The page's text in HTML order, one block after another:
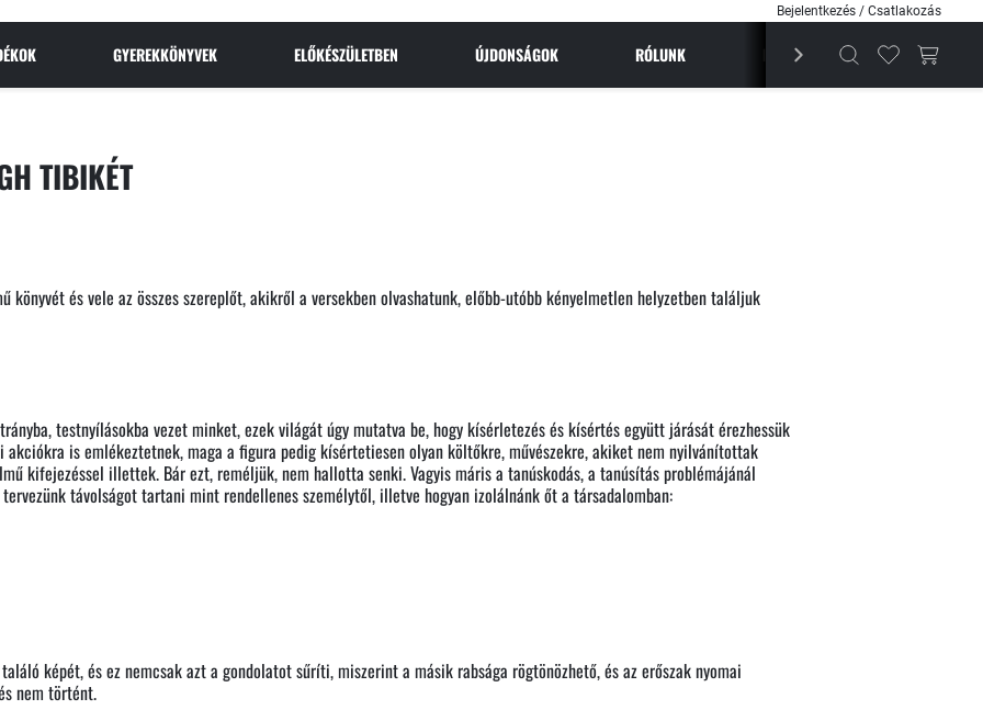
Bejelentkezés / Csatlakozás
GYEREKKÖNYVEK ELŐKÉSZÜLETBEN ÚJDONSÁGOK RÓLUNK BESTSELLEREK MAGAZIN
TIBIKÉT
könyvét és vele az összes szereplőt, akikről a versekben olvashatunk, előbb-utóbb kényelmetlen helyzetben találjuk
testnyílásokba vezet minket, ezek világát úgy mutatva be, hogy kísérletezés és kísértés együtt járását érezhessük
is emlékeztetnek, maga a figura pedig kísértetiesen olyan költőkre, művészekre, akiket nem nyilvánítottak
kifejezéssel illettek. Bár ezt, reméljük, nem hallotta senki. Vagyis máris a tanúskodás, a tanúsítás problémájánál
távolságot tartani mint rendellenes személytől, illetve hogyan izolálnánk őt a társadalomban:
képét, és ez nemcsak azt a gondolatot sűríti, miszerint a másik rabsága rögtönözhető, és az erőszak nyomai
nem történt.